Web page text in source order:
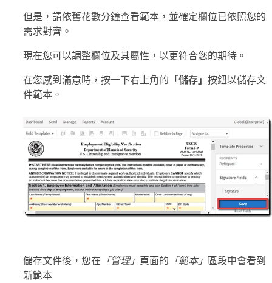
但是，請依舊花數分鐘查看範本，並確定欄位已依照您的
需求對齊。
現在您可以調整欄位及其屬性，以更符合您的期待。
在您感到滿意時，按一下右上角的 「儲存」 按鈕以儲存文
件範本。
儲存文件後，您在 「管理」 頁面的 「範本」 區段中會看到
新範本